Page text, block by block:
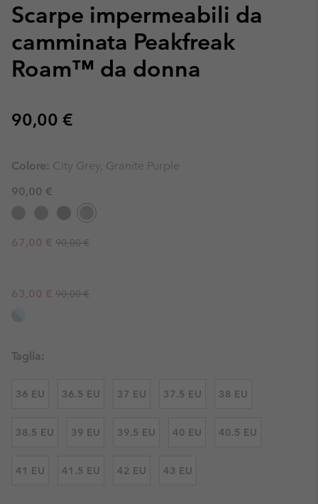
Scarpe impermeabili da
camminata Peakfreak
Roam™ da donna
Regular price:
90,00 €
Colore: City Grey, Granite Purple
90,00 €
Sale price:
67,00 € Regular price:
90,00 €
Sale price:
63,00 € Regular price:
90,00 €
Taglia:
36 EU 36.5 EU 37 EU 37.5 EU 38 EU
38.5 EU 39 EU 39.5 EU 40 EU 40.5 EU
41 EU 41.5 EU 42 EU 43 EU